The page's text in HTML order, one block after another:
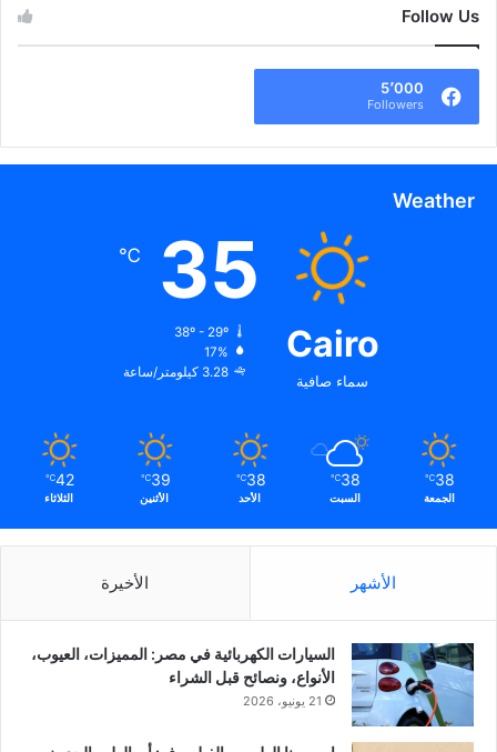
Follow Us
5٬000
Followers
Weather
Cairo
سماء صافية
35
℃
38º - 29º
17%
3.28 كيلومتر/ساعة
38
℃
الجمعة
38
℃
السبت
38
℃
الأحد
39
℃
الأثنين
42
℃
الثلاثاء
الأشهر الأخيرة
السيارات الكهربائية في مصر: المميزات، العيوب،
الأنواع، ونصائح قبل الشراء
21 يونيو، 2026